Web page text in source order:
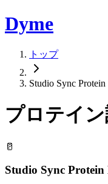
Dyme
トップ
Studio Sync Protein
プロテイン
🥛
Studio Sync Protein